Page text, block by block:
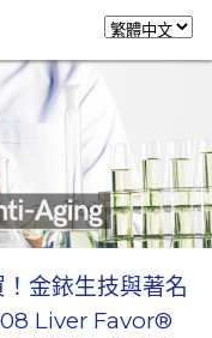
！金銥生技與著名
Liver Favor®